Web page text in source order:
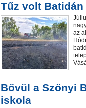
Tűz volt Batidán
az
Bővül a Szőnyi
iskola